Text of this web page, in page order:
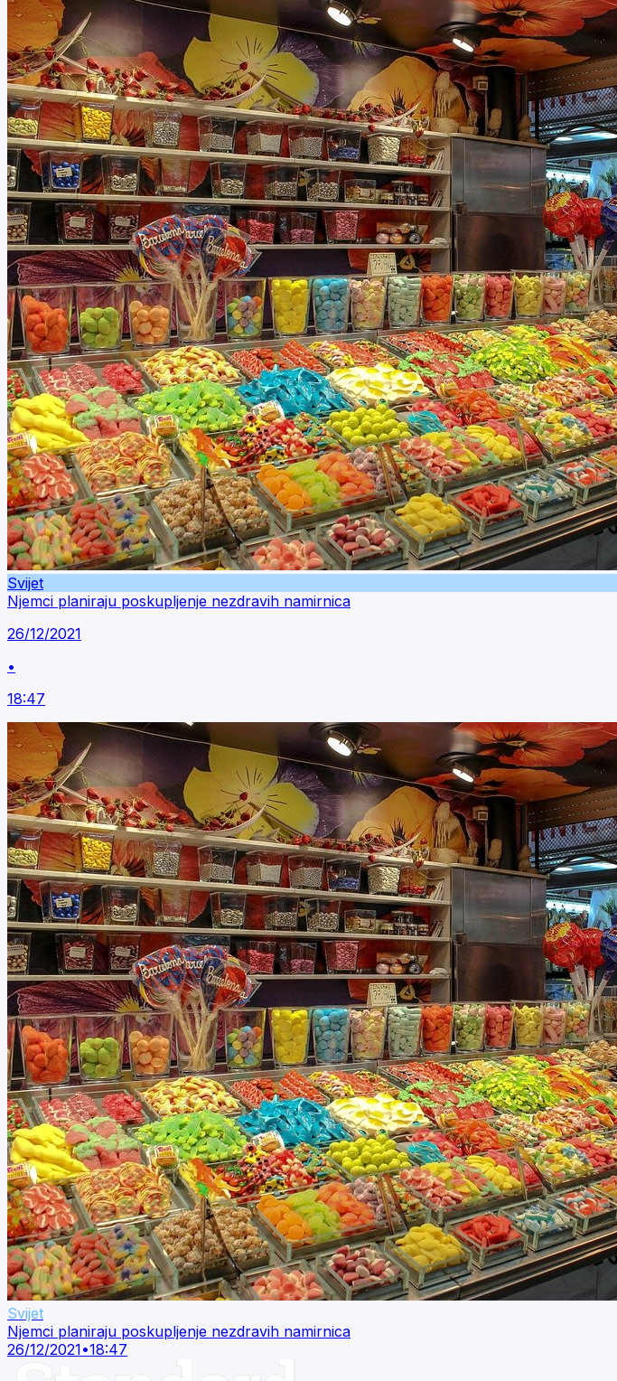
Svijet
Njemci planiraju poskupljenje nezdravih namirnica
26/12/2021
•
18:47
Svijet
Njemci planiraju poskupljenje nezdravih namirnica
26/12/2021•18:47